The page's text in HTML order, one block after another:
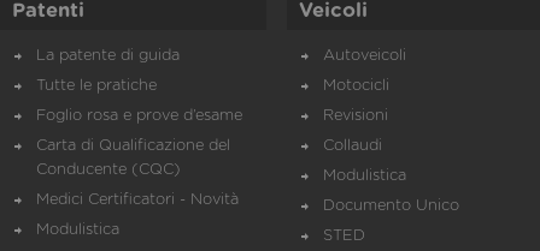
Patenti
La patente di guida
Tutte le pratiche
Foglio rosa e prove d’esame
Carta di Qualificazione del
Conducente (CQC)
Medici Certificatori - Novità
Modulistica
Veicoli
Autoveicoli
Motocicli
Revisioni
Collaudi
Modulistica
Documento Unico
STED